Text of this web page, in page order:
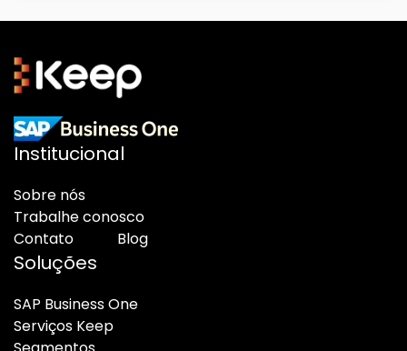
Institucional
Sobre nós
Trabalhe conosco
Contato
Blog
Soluções
SAP Business One
Serviços Keep